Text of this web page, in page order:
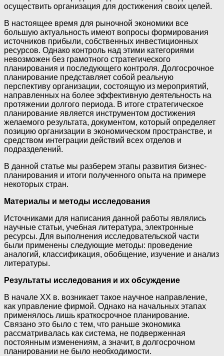
осуществить организация для достижения своих целей.
В настоящее время для рыночной экономики все
большую актуальность имеют вопросы формирования
источников прибыли, собственных инвестиционных
ресурсов. Однако контроль над этими категориями
невозможен без грамотного стратегического
планирования и последующего контроля. Долгосрочное
планирование представляет собой реальную
перспективу организации, состоящую из мероприятий,
направленных на более эффективную деятельность на
протяжении долгого периода. В итоге стратегическое
планирование является инструментом достижения
желаемого результата, документом, который определяет
позицию организации в экономическом пространстве, и
средством интеграции действий всех отделов и
подразделений.
В данной статье мы разберем этапы развития бизнес-
планирования и итоги полученного опыта на примере
некоторых стран.
Материалы и методы исследования
Источниками для написания данной работы являлись
научные статьи, учебная литература, электронные
ресурсы. Для выполнения исследовательской части
были применены следующие методы: проведение
аналогий, классификация, обобщение, изучение и анализ
литературы.
Результаты исследования и их обсуждение
В начале XX в. возникает такое научное направление,
как управление фирмой. Однако на начальных этапах
применялось лишь краткосрочное планирование.
Связано это было с тем, что раньше экономика
рассматривалась как система, не подверженная
постоянным изменениям, а значит, в долгосрочном
планировании не было необходимости.